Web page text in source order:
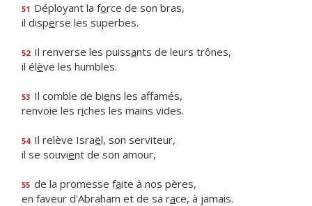
51 Déployant la force de son bras,
il disperse les superbes.
52 Il renverse les puissants de leurs trônes,
il élève les humbles.
53 Il comble de biens les affamés,
renvoie les riches les mains vides.
54 Il relève Israël, son serviteur,
il se souvient de son amour,
55 de la promesse faite à nos pères,
en faveur d'Abraham et de sa race, à jamais.